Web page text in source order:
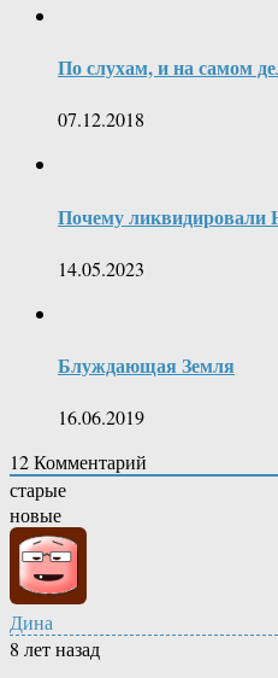
По слухам, и на самом
07.12.2018
Почему
14.05.2023
Блуждающая Земля
16.06.2019
12Комментарий
старые
новые
Дина
8 лет назад